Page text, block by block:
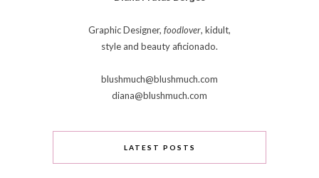
Graphic Designer, foodlover, kidult,
style and beauty aficionado.
blushmuch@blushmuch.com
diana@blushmuch.com
LATEST POSTS